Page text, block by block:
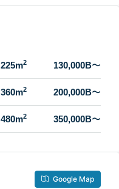
225m2 130,000B〜
360m2 200,000B〜
480m2 350,000B〜
Google Map